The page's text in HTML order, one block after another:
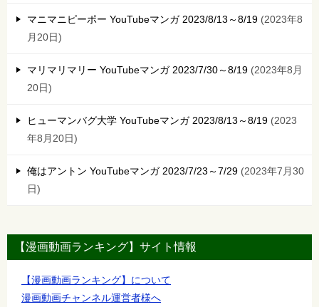
マニマニピーポー YouTubeマンガ 2023/8/13～8/19
2023年8
月20日
マリマリマリー YouTubeマンガ 2023/7/30～8/19
2023年8月
20日
ヒューマンバグ大学 YouTubeマンガ 2023/8/13～8/19
2023
年8月20日
俺はアントン YouTubeマンガ 2023/7/23～7/29
2023年7月30
日
【漫画動画ランキング】サイト情報
【漫画動画ランキング】について
漫画動画チャンネル運営者様へ